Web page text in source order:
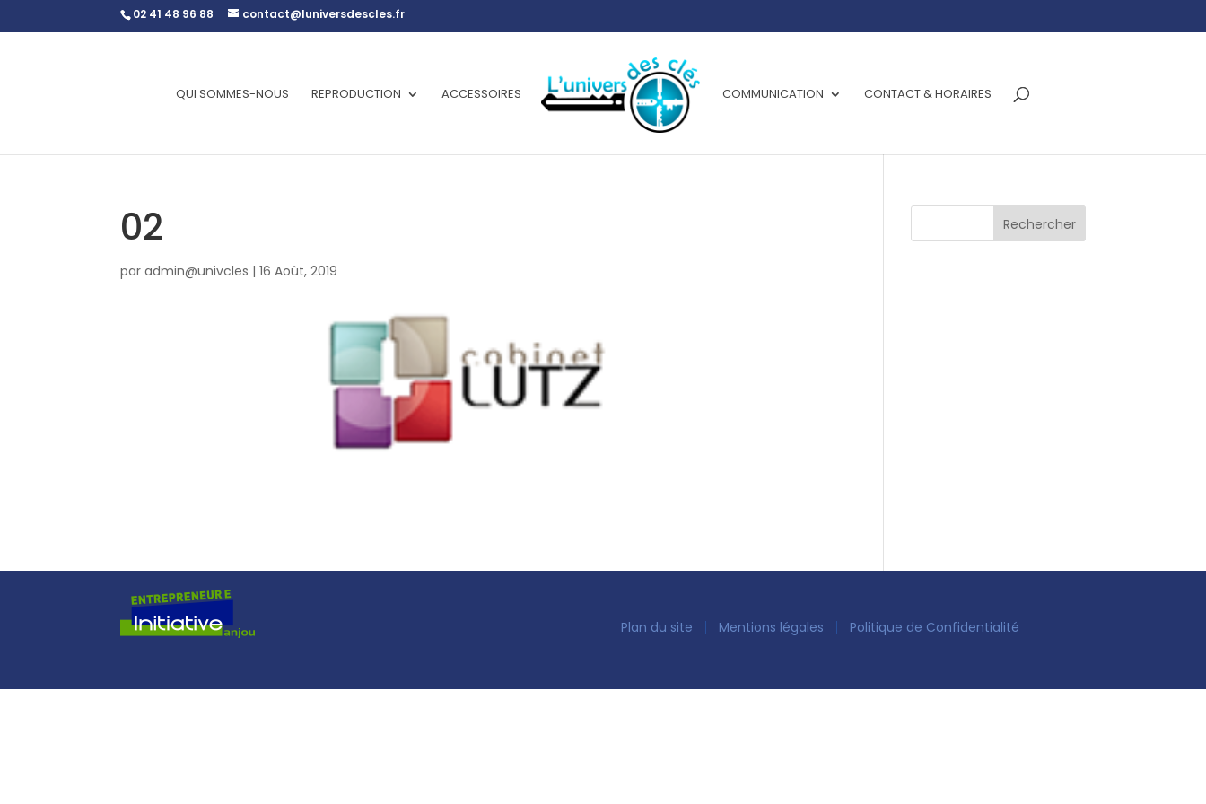
02 41 48 96 88 contact@luniversdescles.fr
QUI SOMMES-NOUS REPRODUCTION ACCESSOIRES COMMUNICATION CONTACT & HORAIRES
02
paradmin@univcles |16 Août, 2019
Plan du site Mentions légales Politique de Confidentialité